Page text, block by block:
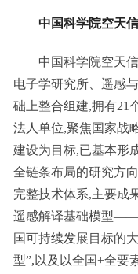
中国科学院空天
中国科学院空天
电子学研究所、遥感
础上整合组建,拥有21
法人单位,聚焦国家战
建设为目标,已基本形
全链条布局的研究方
完整技术体系,主要成
遥感解译基础模型
国可持续发展目标的
型”,以及以全国+全要